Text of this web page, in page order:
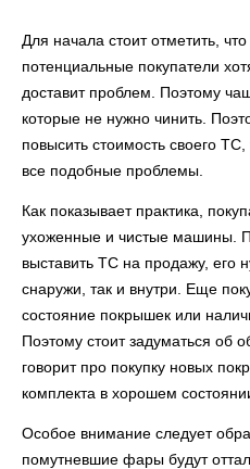
Для начала стоит отметить,
потенциальные покупатели
доставит проблем. Поэтому
которые не нужно чинить.
повысить стоимость своего
все подобные проблемы.
Как показывает практика,
ухоженные и чистые машины.
выставить ТС на продажу, его
снаружи, так и внутри. Еще
состояние покрышек или
Поэтому стоит задуматься об
говорит про покупку новых
комплекта в хорошем
Особое внимание следует
помутневшие фары будут